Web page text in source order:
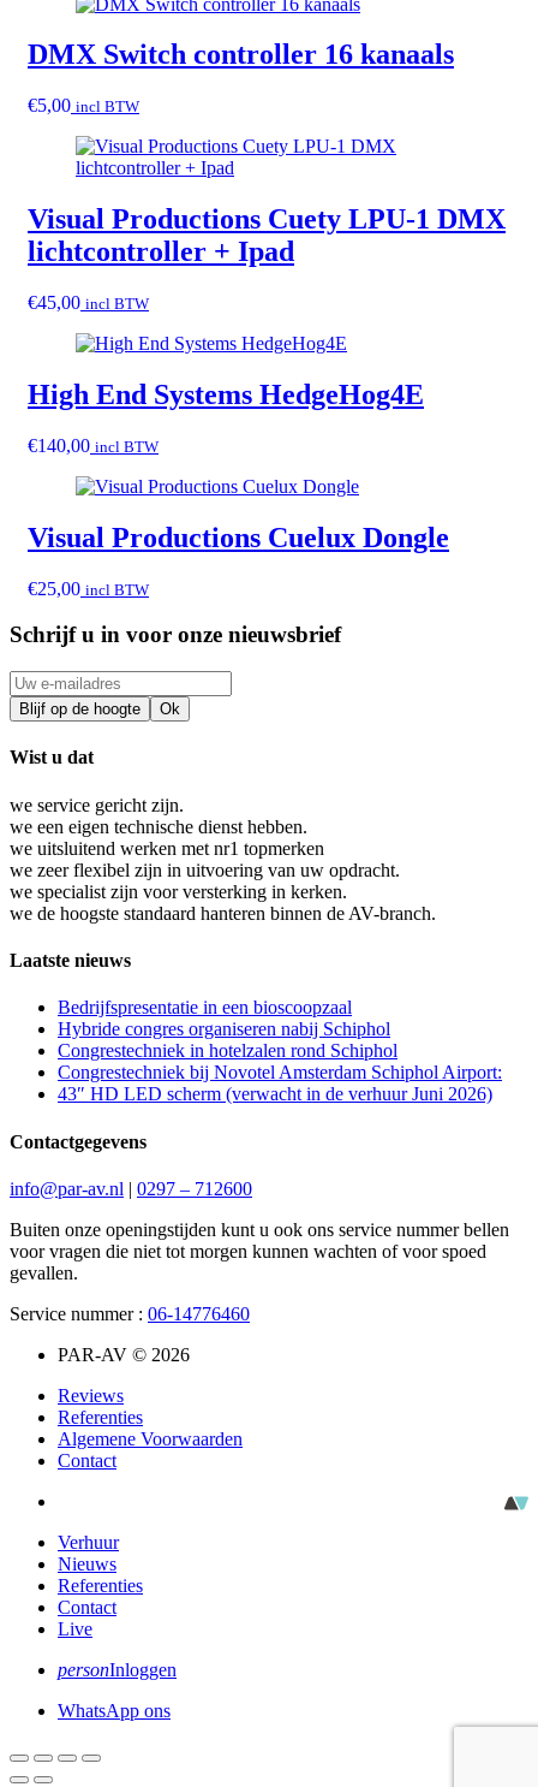
DMX Switch controller 16 kanaals
€5,00 incl BTW
Visual Productions Cuety LPU-1 DMX
lichtcontroller + Ipad
€45,00 incl BTW
High End Systems HedgeHog4E
€140,00 incl BTW
Visual Productions Cuelux Dongle
€25,00 incl BTW
Schrijf u in voor onze nieuwsbrief
Wist u dat
we service gericht zijn.
we een eigen technische dienst hebben.
we uitsluitend werken met nr1 topmerken
we zeer flexibel zijn in uitvoering van uw opdracht.
we specialist zijn voor versterking in kerken.
we de hoogste standaard hanteren binnen de AV-branch.
Laatste nieuws
Bedrijfspresentatie in een bioscoopzaal
Hybride congres organiseren nabij Schiphol
Congrestechniek in hotelzalen rond Schiphol
Congrestechniek bij Novotel Amsterdam Schiphol Airport:
43″ HD LED scherm (verwacht in de verhuur Juni 2026)
Contactgegevens
info@par-av.nl | 0297 – 712600
Buiten onze openingstijden kunt u ook ons service nummer bellen
voor vragen die niet tot morgen kunnen wachten of voor spoed
gevallen.
Service nummer : 06-14776460
PAR-AV © 2026
Reviews
Referenties
Algemene Voorwaarden
Contact
Verhuur
Nieuws
Referenties
Contact
Live
personInloggen
WhatsApp ons